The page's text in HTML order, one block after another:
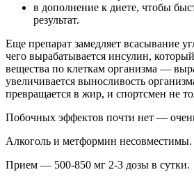
в дополнение к диете, чтобы
результат.
Еще препарат замедляет всасывание
чего вырабатывается инсулин,
вещества по клеткам организма —
увеличивается выносливость
превращается в жир, и спортсмен не
Побочных эффектов почти нет —
Алкоголь и метформин несовместимы.
Прием — 500-850 мг 2-3 дозы в сутки.